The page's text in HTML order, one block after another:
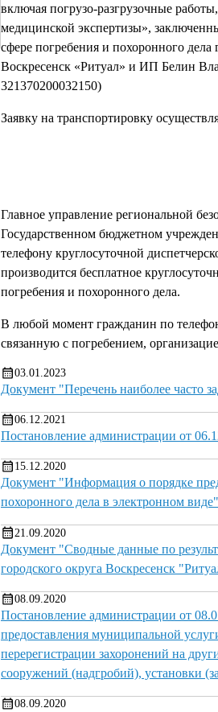
включая погрузо-разгрузочные
медицинской экспертизы»,
сфере погребения и похоронного
Воскресенск «Ритуал» и ИП Белин
321370200032150)
Заявку на транспортировку
Главное управление региональной
Государственном бюджетном
телефону круглосуточной
производится бесплатное
погребения и похоронного дела.
В любой момент гражданин по
связанную с погребением,
03.01.2023
Документ "Перечень наиболее часто
06.12.2021
Постановление администрации от
15.12.2020
Документ "Информация о порядке
похоронного дела в электронном виде"
21.09.2020
Документ "Сводные данные по
городского округа Воскресенск
08.09.2020
Постановление администрации от
предоставления муниципальной
перерегистрации захоронений на
сооружений (надгробий), установки
08.09.2020